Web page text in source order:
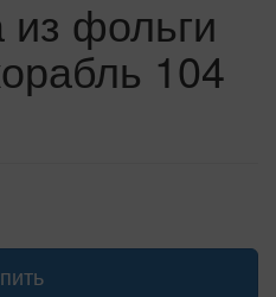
фольги
104